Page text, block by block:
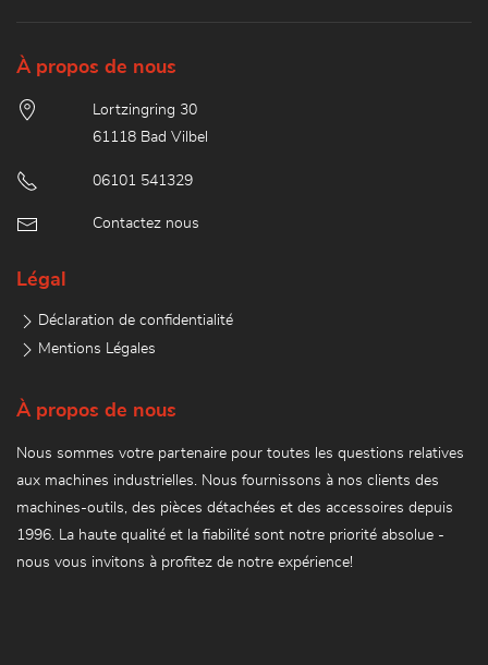
À propos de nous
Lortzingring 30
61118 Bad Vilbel
06101 541329
Contactez nous
Légal
Déclaration de confidentialité
Mentions Légales
À propos de nous
Nous sommes votre partenaire pour toutes les questions relatives
aux machines industrielles. Nous fournissons à nos clients des
machines-outils, des pièces détachées et des accessoires depuis
1996. La haute qualité et la fiabilité sont notre priorité absolue -
nous vous invitons à profitez de notre expérience!